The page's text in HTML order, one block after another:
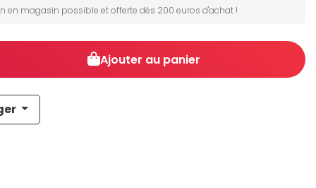
en magasin possible et offerte dès 200 euros d'achat !
Ajouter au panier